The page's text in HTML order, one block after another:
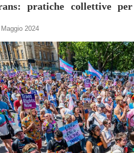
pratiche collettive
2024